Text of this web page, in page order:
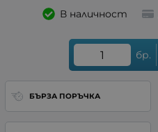
В наличност
бр.
БЪРЗА ПОРЪЧКА